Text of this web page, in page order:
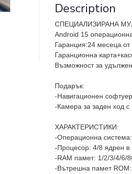
Description
СПЕЦИАЛИЗИРАНА
Android 15
Гаранция:24 месеца от
Гаранционна
Възможност за
Подарък:
-Навигационен
-Камера за заден ход
ХАРАКТЕРИСТИКИ:
-Операционна
-Процесор: 4/8 ядрен в
-RAM памет: 1/2/3/4/6/
-Вътрешна памет